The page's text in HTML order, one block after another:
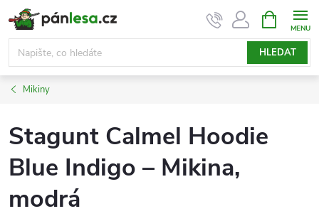
Přejít
na
obsah
HLEDAT
NÁKUPNÍ
KOŠÍK
Mikiny
Stagunt Calmel Hoodie
Blue Indigo – Mikina,
modrá